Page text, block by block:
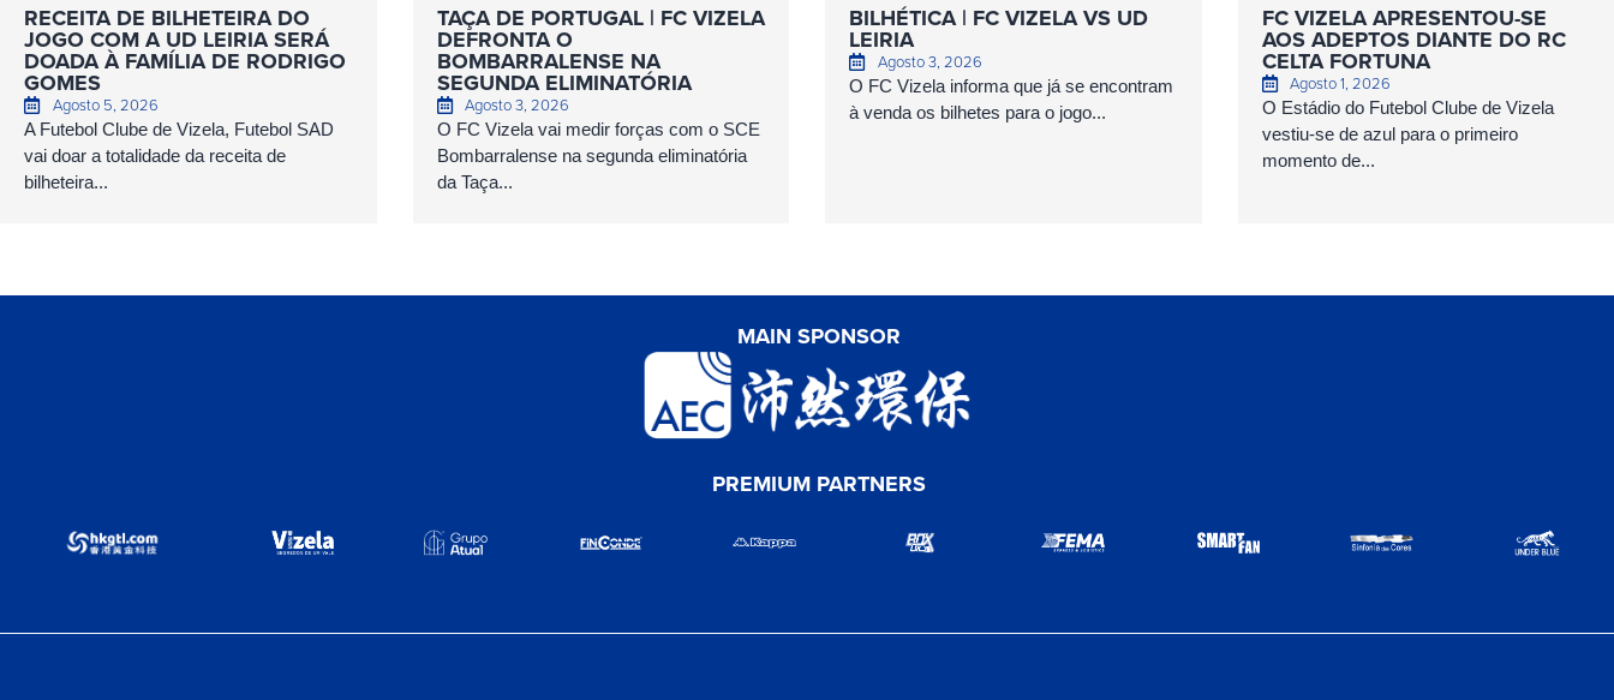
RECEITA DE BILHETEIRA DO
JOGO COM A UD LEIRIA SERÁ
DOADA À FAMÍLIA DE RODRIGO
GOMES
Agosto 5, 2026
A Futebol Clube de Vizela, Futebol SAD
vai doar a totalidade da receita de
bilheteira...
TAÇA DE PORTUGAL | FC VIZELA
DEFRONTA O
BOMBARRALENSE NA
SEGUNDA ELIMINATÓRIA
Agosto 3, 2026
O FC Vizela vai medir forças com o SCE
Bombarralense na segunda eliminatória
da Taça...
BILHÉTICA | FC VIZELA VS UD
LEIRIA
Agosto 3, 2026
O FC Vizela informa que já se encontram
à venda os bilhetes para o jogo...
FC VIZELA APRESENTOU-SE
AOS ADEPTOS DIANTE DO RC
CELTA FORTUNA
Agosto 1, 2026
O Estádio do Futebol Clube de Vizela
vestiu-se de azul para o primeiro
momento de...
MAIN SPONSOR
PREMIUM PARTNERS